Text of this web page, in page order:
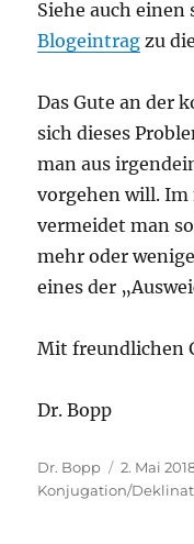
Siehe auch einen
Blogeintrag zu
Das Gute an der
sich dieses
man aus
vorgehen will. Im
vermeidet man
mehr oder
eines der
Mit freundlichen
Dr. Bopp
Autor
Dr. Bopp
am
2. Mai
Konjugation/